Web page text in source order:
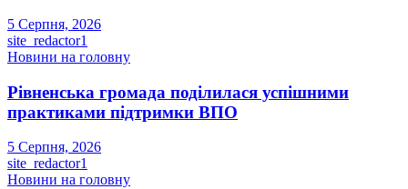
5 Серпня, 2026
site_redactor1
Новини на головну
Рівненська громада поділилася успішними
практиками підтримки ВПО
5 Серпня, 2026
site_redactor1
Новини на головну